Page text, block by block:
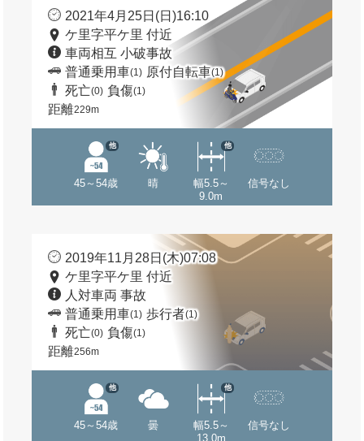
2021年4月25日(日)16:10
ケ里字平ケ里 付近
車両相互 小破事故
普通乗用車(1) 原付自転車(1)
死亡(0) 負傷(1)
距離229m
45～54歳
他
晴
幅5.5～
9.0m
他
信号なし
2019年11月28日(木)07:08
ケ里字平ケ里 付近
人対車両 事故
普通乗用車(1) 歩行者(1)
死亡(0) 負傷(1)
距離256m
45～54歳
他
曇
幅5.5～
13.0m
他
信号なし